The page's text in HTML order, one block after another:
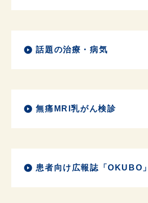
話題の治療・病気
無痛MRI乳がん検診
患者向け広報誌「OKUBO」